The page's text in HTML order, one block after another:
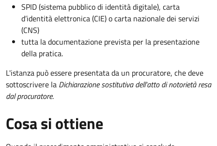
SPID (sistema pubblico di identità digitale), carta
d’identità elettronica (CIE) o carta nazionale dei servizi
(CNS)
tutta la documentazione prevista per la presentazione
della pratica.
L'istanza può essere presentata da un procuratore, che deve
sottoscrivere la Dichiarazione sostitutiva dell'atto di notorietà resa
dal procuratore.
Cosa si ottiene